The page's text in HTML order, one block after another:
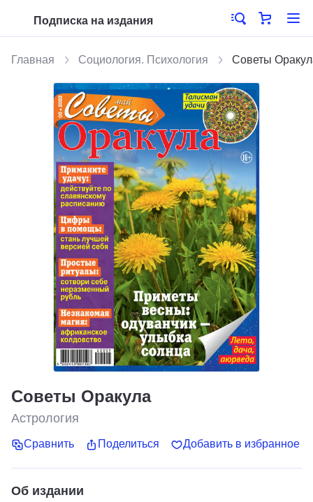
Подписка на издания
Главная Социология. Психология Советы
Советы Оракула
Астрология
Сравнить Поделиться Добавить в избранное
Об издании